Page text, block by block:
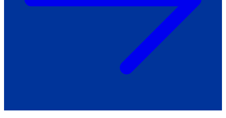
Як приклад стійкості спільноти
Говоримо коротко про наболіле
Міжнародний тиждень глухих людей
Всеукраїнський челендж «Молодь
співає»
жестову мову.